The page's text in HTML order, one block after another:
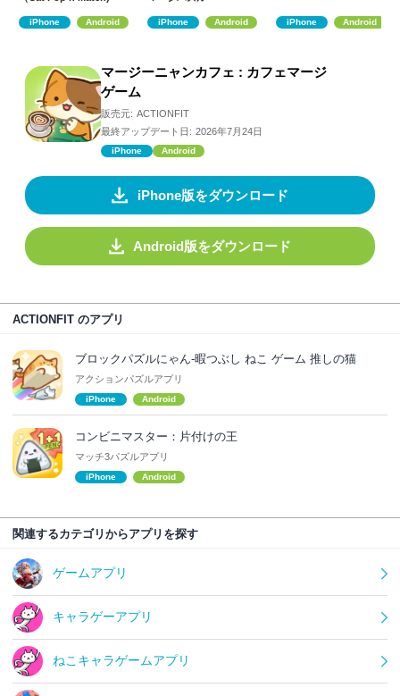
iPhone Android iPhone Android iPhone Android
マージーニャンカフェ : カフェマージ
ゲーム
販売元: ACTIONFIT
最終アップデート日: 2026年7月24日
iPhone Android
iPhone版をダウンロード
Android版をダウンロード
ACTIONFIT のアプリ
ブロックパズルにゃん-暇つぶし ねこ ゲーム 推しの猫
アクションパズルアプリ
iPhone Android
コンビニマスター：片付けの王
マッチ3パズルアプリ
iPhone Android
関連するカテゴリからアプリを探す
ゲームアプリ
キャラゲーアプリ
ねこキャラゲームアプリ